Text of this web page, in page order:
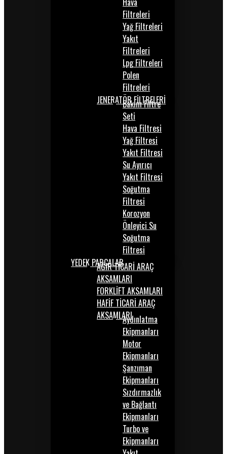
Filtreleri
Yağ Filtreleri
Yakıt
Filtreleri
Lpg Filtreleri
Polen
Filtreleri
JENERATÖR FİLTRELERİ
Bakım Filtre
Seti
Hava Filtresi
Yağ Filtresi
Yakıt Filtresi
Su Ayırıcı
Yakıt Filtresi
Soğutma
Filtresi
Korozyon
Önleyici Su
Soğutma
Filtresi
YEDEK PARÇALARAĞIR TİCARİ ARAÇ
AKSAMLARI
FORKLİFT AKSAMLARI
HAFİF TİCARİ ARAÇ
AKSAMLARIAydınlatma
Ekipmanları
Motor
Ekipmanları
Şanzıman
Ekipmanları
Sızdırmazlık
ve Bağlantı
Ekipmanları
Turbo ve
Ekipmanları